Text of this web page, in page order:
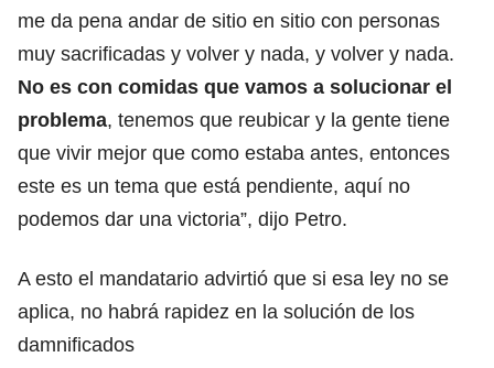
me da pena andar de sitio en sitio con personas
muy sacrificadas y volver y nada, y volver y nada.
No es con comidas que vamos a solucionar el
problema, tenemos que reubicar y la gente tiene
que vivir mejor que como estaba antes, entonces
este es un tema que está pendiente, aquí no
podemos dar una victoria”, dijo Petro.
A esto el mandatario advirtió que si esa ley no se
aplica, no habrá rapidez en la solución de los
damnificados